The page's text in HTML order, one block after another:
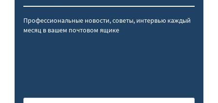
Профессиональные новости, советы, интервью каждый
месяц в вашем почтовом ящике